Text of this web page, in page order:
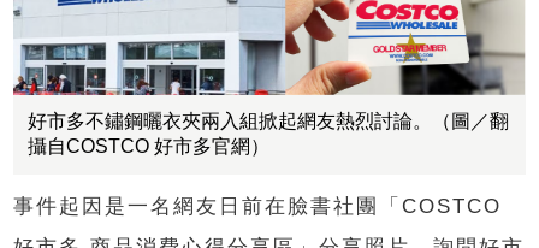
好市多不鏽鋼曬衣夾兩入組掀起網友熱烈討論。（圖／翻
攝自COSTCO 好市多官網）
事件起因是一名網友日前在臉書社團「 COSTCO